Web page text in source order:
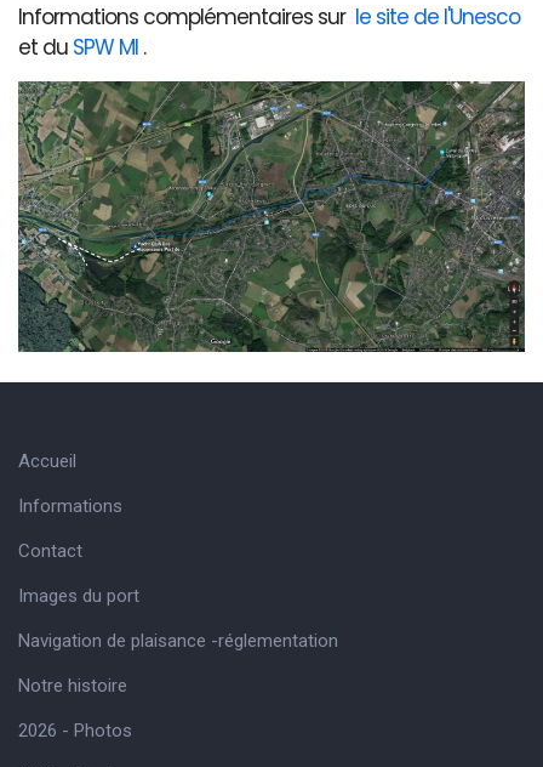
Informations complémentaires sur le site de l'Unesco
et du SPW MI .
Accueil
Informations
Contact
Images du port
Navigation de plaisance -réglementation
Notre histoire
2026 - Photos